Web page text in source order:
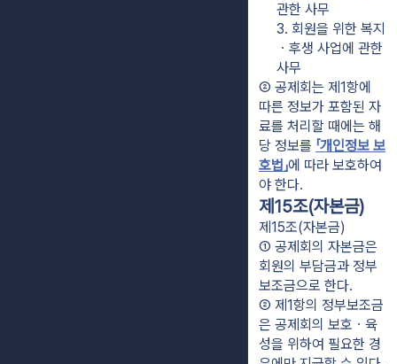
관한 사무
3. 회원을 위한 복지
ㆍ후생 사업에 관한
사무
② 공제회는 제1항에
따른 정보가 포함된 자
료를 처리할 때에는 해
당 정보를 「개인정보 보
호법」에 따라 보호하여
야 한다.
제15조(자본금)
제15조(자본금)
① 공제회의 자본금은
회원의 부담금과 정부
보조금으로 한다.
② 제1항의 정부보조금
은 공제회의 보호ㆍ육
성을 위하여 필요한 경